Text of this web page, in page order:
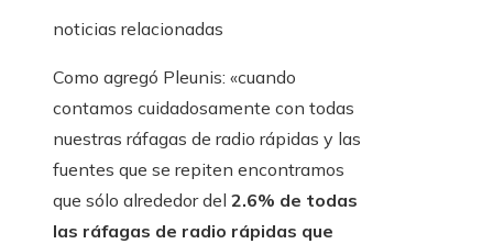
noticias relacionadas
Como agregó Pleunis: «cuando
contamos cuidadosamente con todas
nuestras ráfagas de radio rápidas y las
fuentes que se repiten encontramos
que sólo alrededor del 2.6% de todas
las ráfagas de radio rápidas que